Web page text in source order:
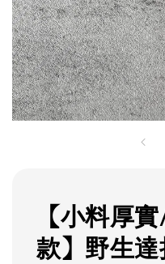
【小料厚
款】野生